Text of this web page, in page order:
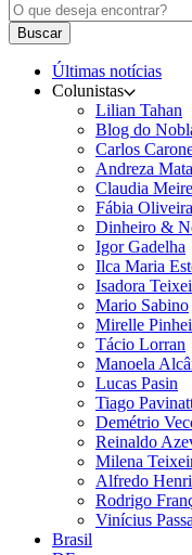
Buscar
Últimas notícias
Colunistas
Lilian Tahan
Blog do
Carlos
Andreza
Claudia
Fábia Oliveira
Dinheiro &
Igor Gadelha
Ilca Maria
Isadora
Mario Sabino
Mirelle
Tácio Lorran
Manoela
Lucas Pasin
Tiago
Demétrio
Reinaldo
Milena
Alfredo
Rodrigo
Vinícius
Brasil